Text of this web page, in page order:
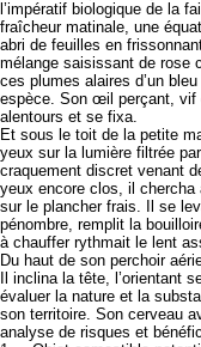
l’impératif biologique de la
fraîcheur matinale, une
abri de feuilles en
mélange saisissant de rose
ces plumes alaires d’un
espèce. Son œil perçant, vif
alentours et se fixa.
Et sous le toit de la petite
yeux sur la lumière filtrée
craquement discret venant
yeux encore clos, il
sur le plancher frais. Il se
pénombre, remplit la
à chauffer rythmait le lent
Du haut de son perchoir
Il inclina la tête, l’orientant
évaluer la nature et la
son territoire. Son cerveau
analyse de risques et